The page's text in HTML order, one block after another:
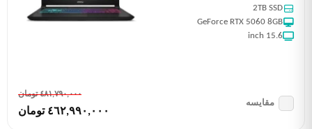
2TB SSD
GeForce RTX 5060 8GB
15.6 inch
٤٨١,٧٩٠,٠٠٠ تومان
٤٦٢,٩٩٠,٠٠٠ تومان
مقایسه